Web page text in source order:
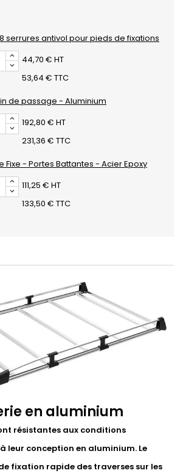
serrures antivol pour pieds de fixations
44,70 € HT
53,64 € TTC
de passage - Aluminium
192,80 € HT
231,36 € TTC
Fixe - Portes Battantes - Acier Epoxy
111,25 € HT
133,50 € TTC
en aluminium
résistantes aux conditions
leur conception en aluminium. Le
fixation rapide des traverses sur les